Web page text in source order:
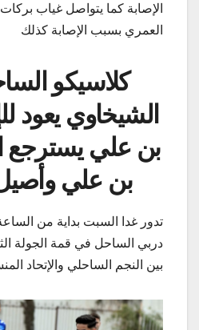
الإصابة كما يتواصل غياب
العمري بسبب الإصابة كذلك
كلاسيكو
الشيخاوي يعود
بن علي يسترجع
بن علي
تدور غدا السبت بداية من
دربي الساحل في قمة الجولة
بين النجم الساحلي والإتحاد